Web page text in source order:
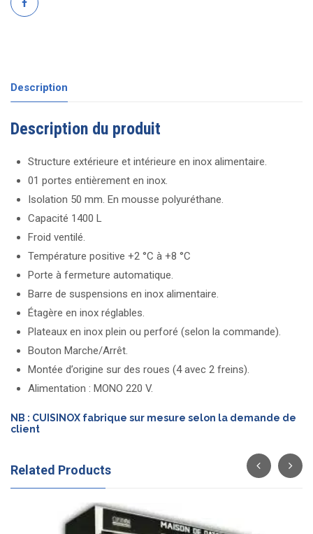
Description
Description du produit
Structure extérieure et intérieure en inox alimentaire.
01 portes entièrement en inox.
Isolation 50 mm. En mousse polyuréthane.
Capacité 1400 L
Froid ventilé.
Température positive +2 °C à +8 °C
Porte à fermeture automatique.
Barre de suspensions en inox alimentaire.
Étagère en inox réglables.
Plateaux en inox plein ou perforé (selon la commande).
Bouton Marche/Arrêt.
Montée d’origine sur des roues (4 avec 2 freins).
Alimentation : MONO 220 V.
NB : CUISINOX fabrique sur mesure selon la demande de
client
Related Products